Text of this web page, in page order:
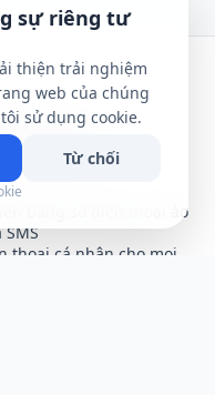
bảo mật
đồ trang web
bằng số điện thoại ảo
thoại cá nhân cho mọi
sự riêng tư
thiện trải nghiệm
web của chúng
sử dụng cookie.
Từ chối